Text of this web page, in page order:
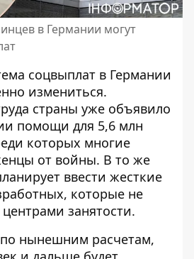
в Германии могут
соцвыплат в Германии
измениться.
страны уже объявило
помощи для 5,6 млн
которых многие
от войны. В то же
ввести жесткие
, которые не
занятости.
нынешним расчетам,